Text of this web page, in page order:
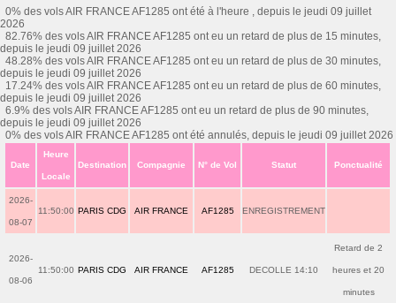
0% des vols AIR FRANCE AF1285 ont été à l'heure , depuis le jeudi 09 juillet
2026
82.76% des vols AIR FRANCE AF1285 ont eu un retard de plus de 15 minutes,
depuis le jeudi 09 juillet 2026
48.28% des vols AIR FRANCE AF1285 ont eu un retard de plus de 30 minutes,
depuis le jeudi 09 juillet 2026
17.24% des vols AIR FRANCE AF1285 ont eu un retard de plus de 60 minutes,
depuis le jeudi 09 juillet 2026
6.9% des vols AIR FRANCE AF1285 ont eu un retard de plus de 90 minutes,
depuis le jeudi 09 juillet 2026
0% des vols AIR FRANCE AF1285 ont été annulés, depuis le jeudi 09 juillet 2026
Date
Heure
Locale
Destination Compagnie N° de Vol Statut Ponctualité
2026-
08-07
11:50:00 PARIS CDG AIR FRANCE AF1285 ENREGISTREMENT
2026-
08-06
11:50:00 PARIS CDG AIR FRANCE AF1285 DECOLLE 14:10
Retard de 2
heures et 20
minutes